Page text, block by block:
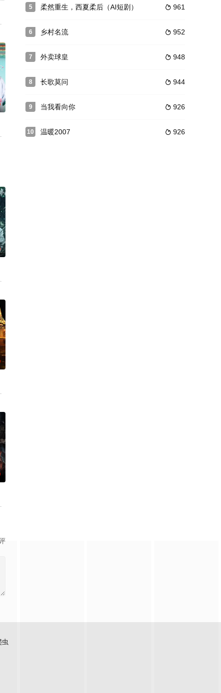
情节。
、终日为了生计而奔波不休的夫妻。杨树原为大学教授
业后，进入国安系统工作。与好兄弟同出任务时，目睹兄弟死在自己眼前
理解和遭遇……
对各种骗术“门儿清”，主动提出打入诈骗团伙内部去化
，屡屡出现奇案、怪案，少年狄小虎、元英等人，不畏凶险，与残害百姓
欢。”那个夜晚，
国家蒙羞，张謇虽高中状元，却渴望寻求强国之路。他毅
载漫画《吾凰在上》。现代少女奚圆（姜贞羽 饰）因意外踏入玄机界，继
阳宅，江淮被掳走配“阴婚”。他与女探长穆英搭档，
大平王朝有史以来个以女子进士科三元及第入翰林院的奇女子。十年前的
段，接连破获数
的受害者；临终前与遗憾和解的“无用之人”；共享同
本想低调扎纸维生，却因一具流血的新娘纸人卷入了一场跨越十年的惊天
5  961
柔然重生，西夏柔后（AI短剧）
6  952
乡村名流
7  948
外卖球皇
8  944
长歌莫问
9  926
当我看向你
10  926
温暖2007
虫